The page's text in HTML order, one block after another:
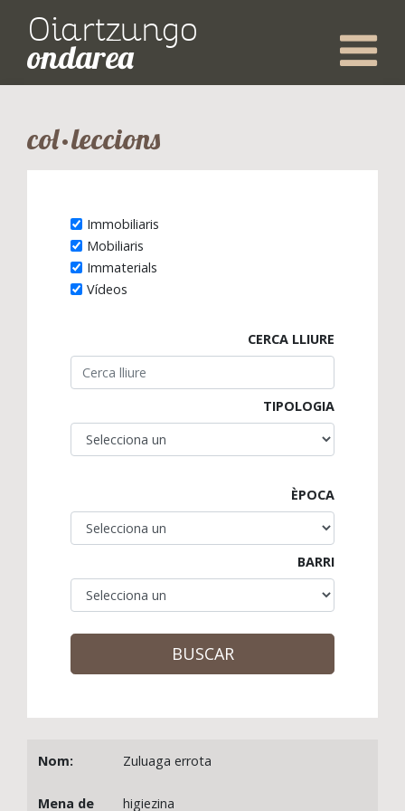
Oiartzungo
ondarea
col·leccions
Immobiliaris
Mobiliaris
Immaterials
Vídeos
CERCA LLIURE
TIPOLOGIA
ÈPOCA
BARRI
BUSCAR
Zuluaga errota
higiezina